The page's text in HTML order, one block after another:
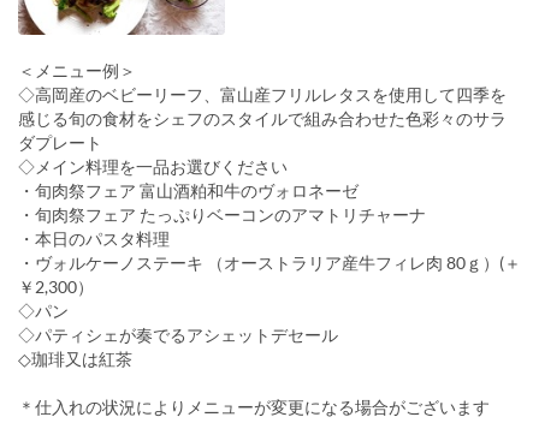
＜メニュー例＞
◇高岡産のベビーリーフ、富山産フリルレタスを使用して四季を
感じる旬の食材をシェフのスタイルで組み合わせた色彩々のサラ
ダプレート
◇メイン料理を一品お選びください
・旬肉祭フェア 富山酒粕和牛のヴォロネーゼ
・旬肉祭フェア たっぷりベーコンのアマトリチャーナ
・本日のパスタ料理
・ヴォルケーノステーキ （オーストラリア産牛フィレ肉 80ｇ）(＋
￥2,300）
◇パン
◇パティシェが奏でるアシェットデセール
◇珈琲又は紅茶
＊仕入れの状況によりメニューが変更になる場合がございます